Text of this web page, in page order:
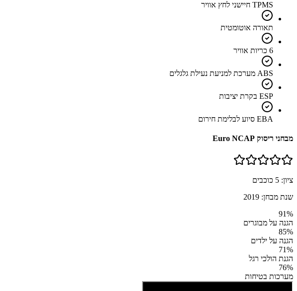
TPMS חיישני לחץ אוויר
תאורה אוטומטית
6 כריות אוויר
ABS מערכת למניעת נעילת גלגלים
ESP בקרת יציבות
EBA סיוע לבלימת חירום
מבחני ריסוק Euro NCAP
ציון: 5 כוכבים
שנת מבחן: 2019
91%
הגנה על מבוגרים
85%
הגנה על ילדים
71%
הגנת הולכי רגל
76%
מערכות בטיחות